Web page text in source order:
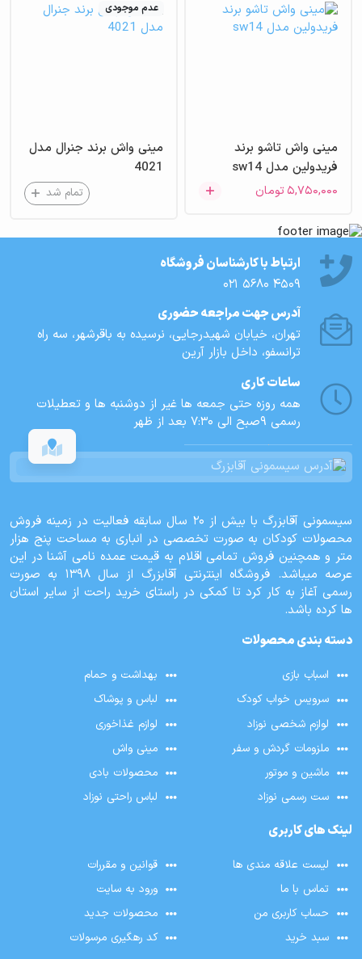
مینی واش تاشو برند
فریدولین مدل sw14
۵,۷۵۰,۰۰۰تومان
عدم موجودی
مینی واش برند جنرال مدل
4021
تمام شد
ارتباط با کارشناسان فروشگاه
021 5680 4509
آدرس جهت مراجعه حضوری
تهران، خيابان شهيدرجايى، نرسیده به باقرشهر، سه راه
ترانسفو، داخل بازار آرین
ساعات کاری
همه روزه حتی جمعه ها غیر از دوشنبه ها و تعطیلات
رسمی 9صبح الی 7:30 بعد از ظهر
سیسمونی آقابزرگ با بیش از 20 سال سابقه فعالیت در زمینه فروش
محصولات کودکان به صورت تخصصی در انباری به مساحت پنج هزار
متر و همچنین فروش تمامی اقلام به قیمت عمده نامی آشنا در این
عرصه میباشد. فروشگاه اینترنتی آقابزرگ از سال 1398 به صورت
رسمی آغاز به کار کرد تا کمکی در راستای خرید راحت از سایر استان
ها کرده باشد.
دسته بندی محصولات
اسباب بازی
بهداشت و حمام
سرویس خواب کودک
لباس و پوشاک
لوازم شخصی نوزاد
لوازم غذاخوری
ملزومات گردش و سفر
مینی واش
ماشین و موتور
محصولات بادی
ست رسمی نوزاد
لباس راحتی نوزاد
لینک های کاربری
لیست علاقه مندی ها
قوانین و مقررات
تماس با ما
ورود به سایت
حساب کاربری من
محصولات جدید
سبد خرید
کد رهگیری مرسولات